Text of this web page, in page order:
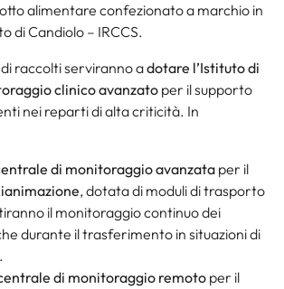
alimentare confezionato a marchio in
di Candiolo – IRCCS.
raccolti serviranno adotare l’Istituto di
clinico avanzato per il supporto
nei reparti di alta criticità. In
di monitoraggio avanzataper il
, dotata di moduli di trasporto
il monitoraggio continuo dei
durante il trasferimento in situazioni di
di monitoraggio remoto per il